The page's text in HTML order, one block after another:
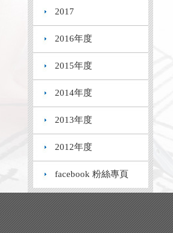
2017
2016年度
2015年度
2014年度
2013年度
2012年度
facebook 粉絲專頁